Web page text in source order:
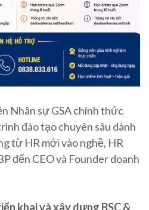
Nhân sự GSA chính thức
đào tạo chuyên sâu dành
từ HR mới vào nghề, HR
đến CEO và Founder doanh
khai và xây dựng BSC &